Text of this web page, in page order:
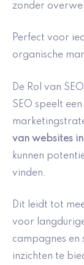
zonder
Perfect voor
organische
De Rol van
SEO speelt
van websites
kunnen
vinden.
Dit leidt tot
voor
campagnes
inzichten te